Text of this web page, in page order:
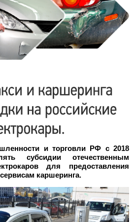
и торговли РФ с 2018
субсидии отечественным
для предоставления
каршеринга.